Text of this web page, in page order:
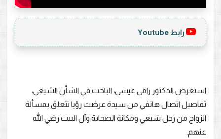
رابط Youtube
استعرض الدكتور رامي عيسى، الباحث في الشأن الشيعي،
تفاصيل اتصال هاتفي من سيدة عرضت رؤيا تتعلق بمسألة
الزواج من رجل شيعي ومكانة الصحابة وآل البيت رضي الله
عنهم.